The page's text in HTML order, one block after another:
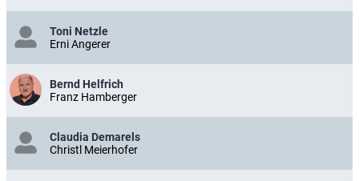
Toni Netzle
Erni Angerer
Bernd Helfrich
Franz Hamberger
Claudia Demarels
Christl Meierhofer